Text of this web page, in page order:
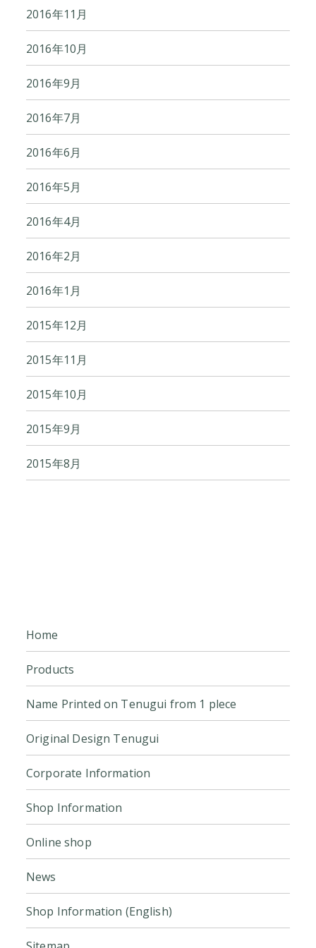
2016年11月
2016年10月
2016年9月
2016年7月
2016年6月
2016年5月
2016年4月
2016年2月
2016年1月
2015年12月
2015年11月
2015年10月
2015年9月
2015年8月
Home
Products
Name Printed on Tenugui from 1 plece
Original Design Tenugui
Corporate Information
Shop Information
Online shop
News
Shop Information (English)